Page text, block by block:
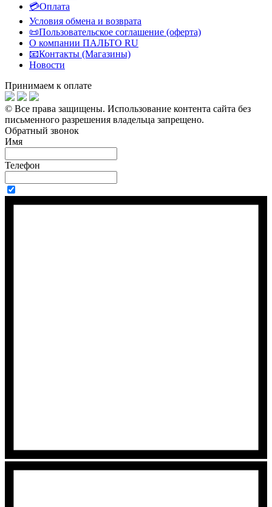
💳Оплата
Условия обмена и возврата
📜Пользовательское соглашение (оферта)
О компании ПАЛЬТО RU
📧Контакты (Магазины)
Новости
Принимаем к оплате
© Все права защищены. Использование контента сайта без
письменного разрешения владельца запрещено.
Обратный звонок
Имя
Телефон